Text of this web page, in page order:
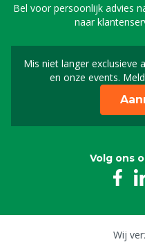
Bel voor persoonlijk advies
naar
Mis niet langer exclusieve
en onze events.
Volg ons
Wij